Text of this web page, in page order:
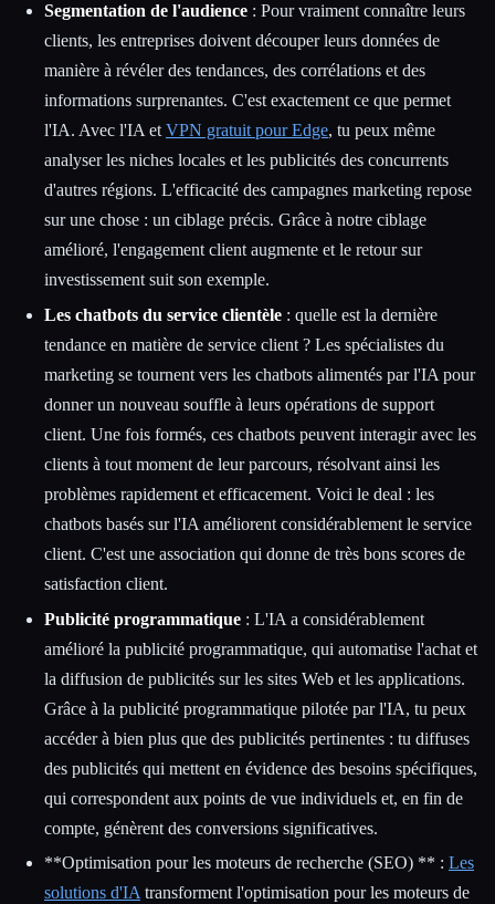
Segmentation de l'audience : Pour vraiment connaître leurs
clients, les entreprises doivent découper leurs données de
manière à révéler des tendances, des corrélations et des
informations surprenantes. C'est exactement ce que permet
l'IA. Avec l'IA et VPN gratuit pour Edge, tu peux même
analyser les niches locales et les publicités des concurrents
d'autres régions. L'efficacité des campagnes marketing repose
sur une chose : un ciblage précis. Grâce à notre ciblage
amélioré, l'engagement client augmente et le retour sur
investissement suit son exemple.
Les chatbots du service clientèle : quelle est la dernière
tendance en matière de service client ? Les spécialistes du
marketing se tournent vers les chatbots alimentés par l'IA pour
donner un nouveau souffle à leurs opérations de support
client. Une fois formés, ces chatbots peuvent interagir avec les
clients à tout moment de leur parcours, résolvant ainsi les
problèmes rapidement et efficacement. Voici le deal : les
chatbots basés sur l'IA améliorent considérablement le service
client. C'est une association qui donne de très bons scores de
satisfaction client.
Publicité programmatique : L'IA a considérablement
amélioré la publicité programmatique, qui automatise l'achat et
la diffusion de publicités sur les sites Web et les applications.
Grâce à la publicité programmatique pilotée par l'IA, tu peux
accéder à bien plus que des publicités pertinentes : tu diffuses
des publicités qui mettent en évidence des besoins spécifiques,
qui correspondent aux points de vue individuels et, en fin de
compte, génèrent des conversions significatives.
**Optimisation pour les moteurs de recherche (SEO) ** : Les
solutions d'IA transforment l'optimisation pour les moteurs de